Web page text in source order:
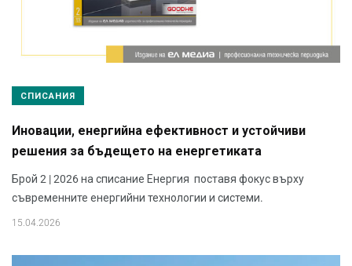
СПИСАНИЯ
Иновации, енергийна ефективност и устойчиви
решения за бъдещето на енергетиката
Брой 2 | 2026 на списание Енергия поставя фокус върху
съвременните енергийни технологии и системи.
15.04.2026